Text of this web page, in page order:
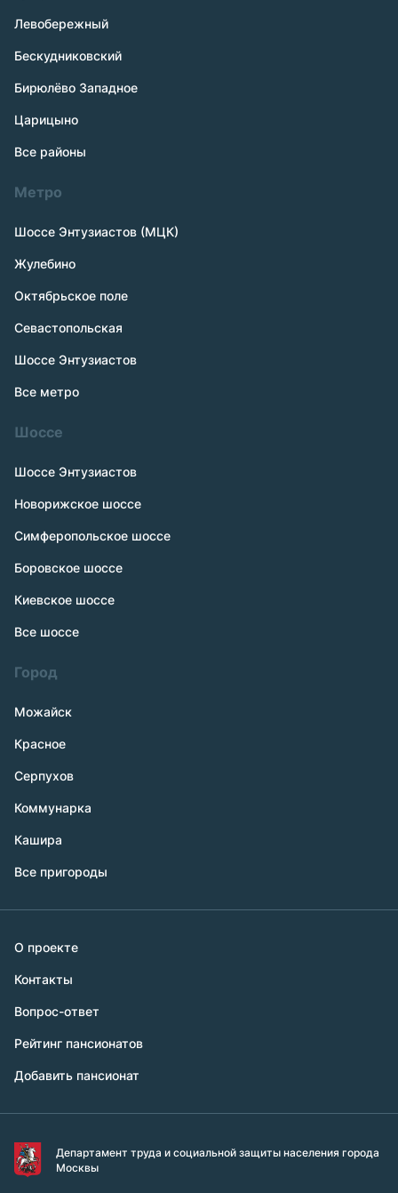
Левобережный
Бескудниковский
Бирюлёво Западное
Царицыно
Все районы
Метро
Шоссе Энтузиастов (МЦК)
Жулебино
Октябрьское поле
Севастопольская
Шоссе Энтузиастов
Все метро
Шоссе
Шоссе Энтузиастов
Новорижское шоссе
Симферопольское шоссе
Боровское шоссе
Киевское шоссе
Все шоссе
Город
Можайск
Красное
Серпухов
Коммунарка
Кашира
Все пригороды
О проекте
Контакты
Вопрос-ответ
Рейтинг пансионатов
Добавить пансионат
Департамент труда и социальной защиты населения города
Москвы